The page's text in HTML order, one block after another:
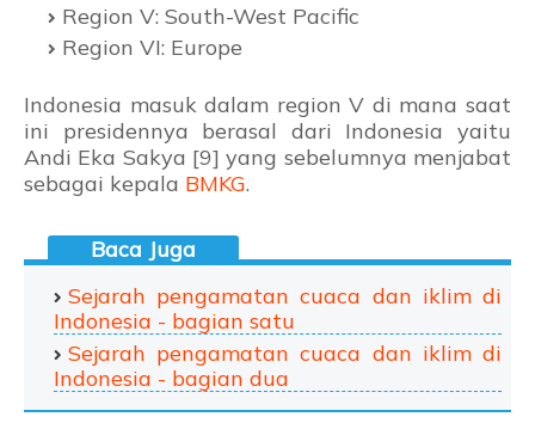
Region V: South-West Pacific
Region VI: Europe
Indonesia masuk dalam region V di mana saat
ini presidennya berasal dari Indonesia yaitu
Andi Eka Sakya [9] yang sebelumnya menjabat
sebagai kepala BMKG.
Sejarah pengamatan cuaca dan iklim di
Indonesia - bagian satu
Sejarah pengamatan cuaca dan iklim di
Indonesia - bagian dua